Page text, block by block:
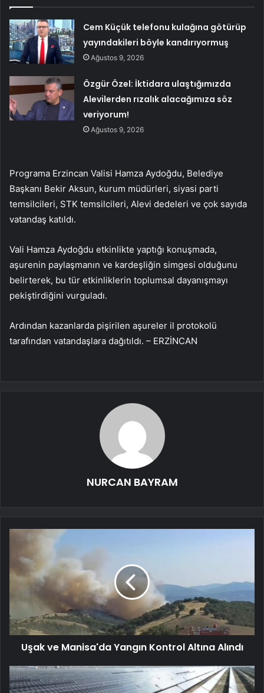
Cem Küçük telefonu kulağına götürüp
yayındakileri böyle kandırıyormuş
Ağustos 9, 2026
Özgür Özel: İktidara ulaştığımızda
Alevilerden rızalık alacağımıza söz
veriyorum!
Ağustos 9, 2026
Programa Erzincan Valisi Hamza Aydoğdu, Belediye
Başkanı Bekir Aksun, kurum müdürleri, siyasi parti
temsilcileri, STK temsilcileri, Alevi dedeleri ve çok sayıda
vatandaş katıldı.
Vali Hamza Aydoğdu etkinlikte yaptığı konuşmada,
aşurenin paylaşmanın ve kardeşliğin simgesi olduğunu
belirterek, bu tür etkinliklerin toplumsal dayanışmayı
pekiştirdiğini vurguladı.
Ardından kazanlarda pişirilen aşureler il protokolü
tarafından vatandaşlara dağıtıldı. – ERZİNCAN
NURCAN BAYRAM
Uşak ve Manisa'da Yangın Kontrol Altına Alındı